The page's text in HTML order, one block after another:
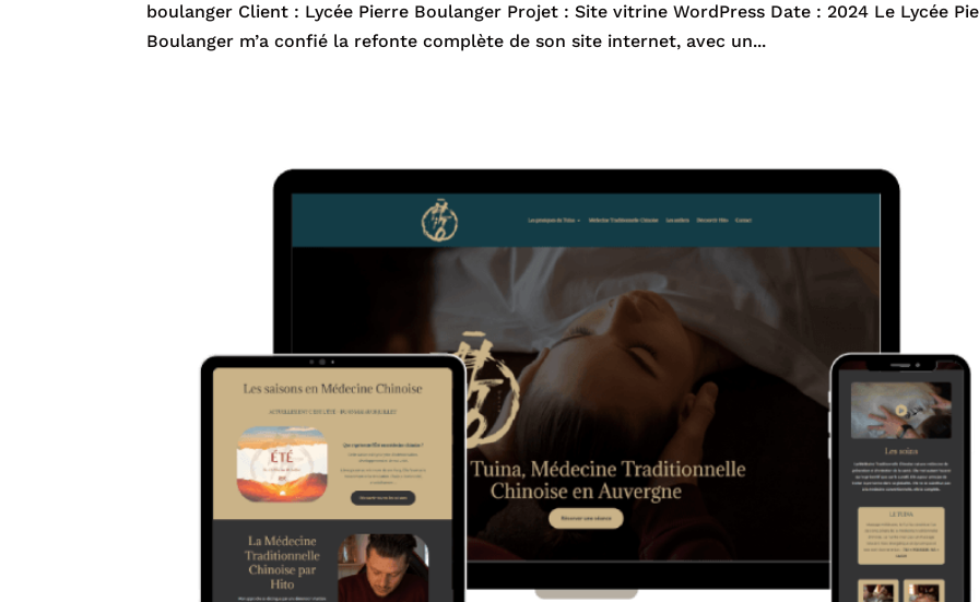
boulanger Client : Lycée Pierre Boulanger Projet : Site vitrine WordPress Date : 2024 Le Lycée
Boulanger m’a confié la refonte complète de son site internet, avec un...